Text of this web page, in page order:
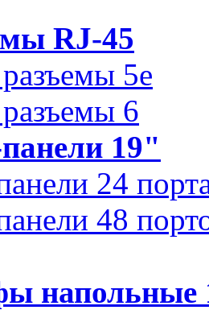
RJ-45
5e
6
19"
24
48
напольные